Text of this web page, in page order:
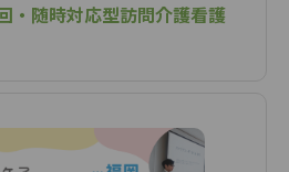
・随時対応型訪問介護看護